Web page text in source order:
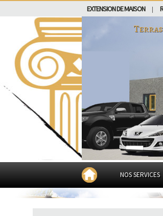
EXTENSION DE MAISON
NOS SERVICES